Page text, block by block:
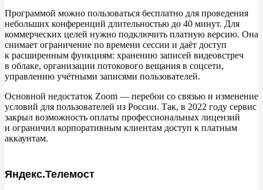
Программой можно пользоваться бесплатно для проведения
небольших конференций длительностью до 40 минут. Для
коммерческих целей нужно подключить платную версию. Она
снимает ограничение по времени сессии и даёт доступ
к расширенным функциям: хранению записей видеовстреч
в облаке, организации потокового вещания в соцсети,
управлению учётными записями пользователей.
Основной недостаток Zoom — перебои со связью и изменение
условий для пользователей из России. Так, в 2022 году сервис
закрыл возможность оплаты профессиональных лицензий
и ограничил корпоративным клиентам доступ к платным
аккаунтам.
Яндекс.Телемост